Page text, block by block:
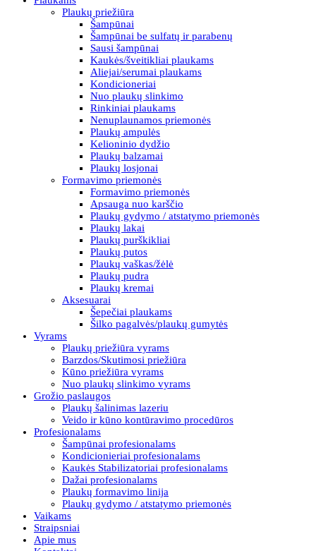
Plaukų priežiūra
Šampūnai
Šampūnai be sulfatų ir parabenų
Sausi šampūnai
Kaukės/šveitikliai plaukams
Aliejai/serumai plaukams
Kondicioneriai
Nuo plaukų slinkimo
Rinkiniai plaukams
Nenuplaunamos priemonės
Plaukų ampulės
Kelioninio dydžio
Plaukų balzamai
Plaukų losjonai
Formavimo priemonės
Formavimo priemonės
Apsauga nuo karščio
Plaukų gydymo / atstatymo priemonės
Plaukų lakai
Plaukų purškikliai
Plaukų putos
Plaukų vaškas/žėlė
Plaukų pudra
Plaukų kremai
Aksesuarai
Šepečiai plaukams
Šilko pagalvės/plaukų gumytės
Vyrams
Plaukų priežiūra vyrams
Barzdos/Skutimosi priežiūra
Kūno priežiūra vyrams
Nuo plaukų slinkimo vyrams
Grožio paslaugos
Plaukų šalinimas lazeriu
Veido ir kūno kontūravimo procedūros
Profesionalams
Šampūnai profesionalams
Kondicionieriai profesionalams
Kaukės Stabilizatoriai profesionalams
Dažai profesionalams
Plaukų formavimo linija
Plaukų gydymo / atstatymo priemonės
Vaikams
Straipsniai
Apie mus